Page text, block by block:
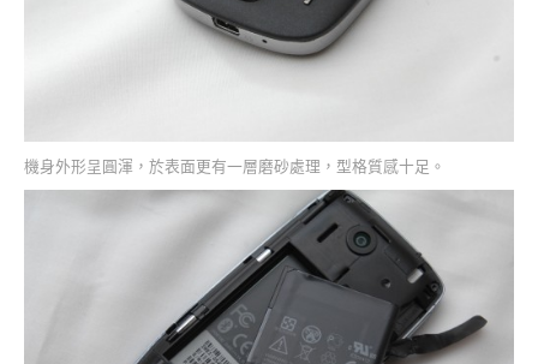
機身外形呈圓渾，於表面更有一層磨砂處理，型格質感十足。